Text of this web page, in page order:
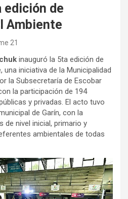
edición de
Ambiente
21
inauguró la 5ta edición de
una iniciativa de la Municipalidad
la Subsecretaría de Escobar
la participación de 194
y privadas. El acto tuvo
de Garín, con la
de nivel inicial, primario y
ambientales de todas